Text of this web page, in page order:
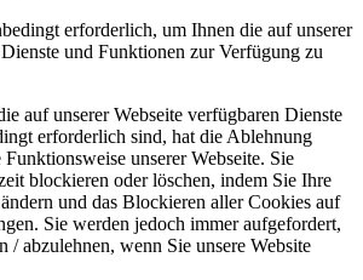
erforderlich, um Ihnen die auf unserer
und Funktionen zur Verfügung zu
auf unserer Webseite verfügbaren Dienste
erforderlich sind, hat die Ablehnung
unserer Webseite. Sie
blockieren oder löschen, indem Sie Ihre
und das Blockieren aller Cookies auf
Sie werden jedoch immer aufgefordert,
/ abzulehnen, wenn Sie unsere Website